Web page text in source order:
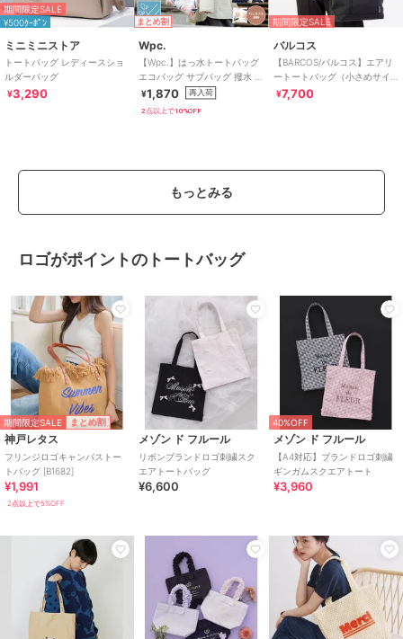
期間限定SALE
¥500ｸｰﾎﾟﾝ
ミニミニストア
トートバッグ レディースショ
ルダーバッグ
¥3,290
まとめ割
Wpc.
【Wpc.】はっ水トートバッグ
エコバッグ サブバッグ 撥水 コ
ンパクト かわいい レディース
¥1,870 再入荷
2点以上で10%OFF
期間限定SALE
バルコス
【BARCOS/バルコス】エアリ
ートートバッグ（小さめサイ
ズ）
¥7,700
もっとみる
ロゴがポイントのトートバッグ
期間限定SALE まとめ割
神戸レタス
フリンジロゴキャンバストー
トバッグ [B1682]
¥1,991
2点以上で5%OFF
メゾン ド フルール
リボンブランドロゴ刺繍スク
エアトートバッグ
¥6,600
40%OFF
メゾン ド フルール
【A4対応】ブランドロゴ刺繍
ギンガムスクエアトート
¥3,960